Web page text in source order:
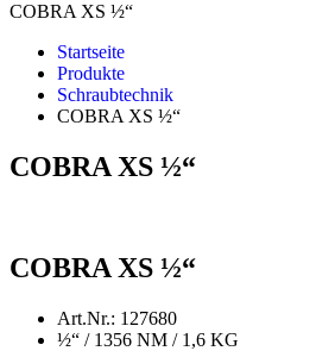
COBRA XS ½“
Startseite
Produkte
Schraubtechnik
COBRA XS ½“
COBRA XS ½“
COBRA XS ½“
Art.Nr.: 127680
½“ / 1356 NM / 1,6 KG